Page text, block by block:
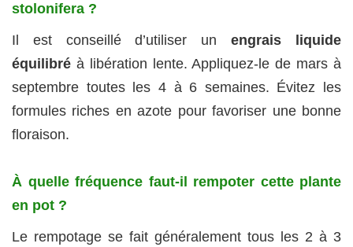
stolonifera ?
Il est conseillé d’utiliser unengrais liquide
équilibré à libération lente. Appliquez-le de mars à
septembre toutes les 4 à 6 semaines. Évitez les
formules riches en azote pour favoriser une bonne
floraison.
À quelle fréquence faut-il rempoter cette plante
en pot ?
Le rempotage se fait généralement tous les 2 à 3